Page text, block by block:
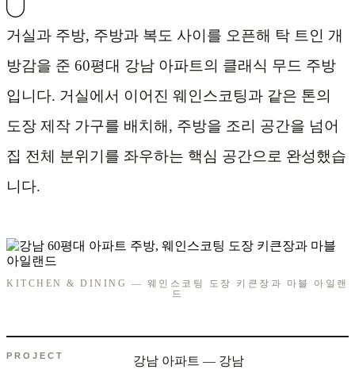
거실과 주방, 주방과 복도 사이를 오픈해 탁 트인 개
방감을 준 60평대 강남 아파트의 클래식 무드 주방
입니다. 거실에서 이어진 웨인스코팅과 같은 톤의
도장 제작 가구를 배치해, 주방을 조리 공간을 넘어
집 전체 분위기를 좌우하는 핵심 공간으로 완성했습
니다.
KITCHEN & DINING — 웨인스코팅 도장 키큰장과 마블 아일랜
드
PROJECT 강남 아파트 — 강남